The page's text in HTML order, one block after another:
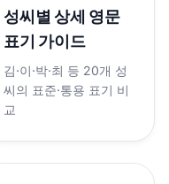
성씨별 상세 영문
표기 가이드
김·이·박·최 등 20개 성
씨의 표준·통용 표기 비
교